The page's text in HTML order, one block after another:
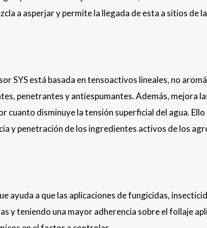
a asperjar y permite la llegada de esta a sitios de
SYS está basada en tensoactivos lineales, no
penetrantes y antiespumantes. Además, mejora
cuanto disminuye la tensión superficial del agua.
y penetración de los ingredientes activos de los
ayuda a que las aplicaciones de fungicidas,
y teniendo una mayor adherencia sobre el follaje